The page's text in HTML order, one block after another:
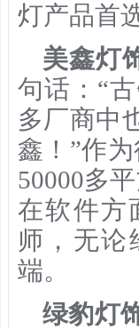
灯产品首
美鑫灯
句话：“
多厂商中
鑫！”作
50000多
在软件方
师，无论
端。
绿豹灯